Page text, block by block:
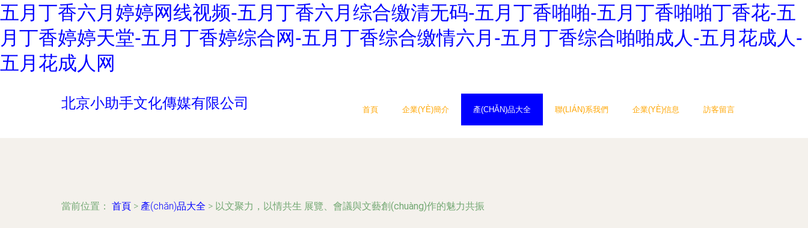
五月丁香六月婷婷网线视频-五月丁香六月综合缴清无码-五月丁香啪啪-五月丁香啪啪丁香花-五
月丁香婷婷天堂-五月丁香婷综合网-五月丁香综合缴情六月-五月丁香综合啪啪成人-五月花成人-
五月花成人网
北京小助手文化傳媒有限公司 首頁 企業(YÈ)簡介 產(CHǍN)品大全 聯(LIÁN)系我們 企業(YÈ)信息 訪客留言
當前位置： 首頁 > 產(chǎn)品大全 > 以文聚力，以情共生 展覽、會議與文藝創(chuàng)作的魅力共振